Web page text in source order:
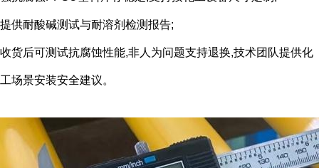
提供耐酸碱测试与耐溶剂检测报告;
收货后可测试抗腐蚀性能,非人为问题支持退换,技术团队提供化
工场景安装安全建议。